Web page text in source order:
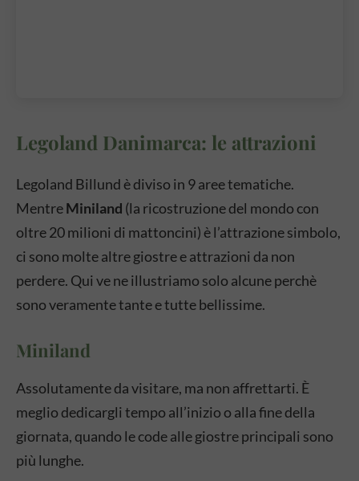
Legoland Danimarca: le attrazioni
Legoland Billund è diviso in 9 aree tematiche.
MentreMiniland (la ricostruzione del mondo con
oltre 20 milioni di mattoncini) è l’attrazione simbolo,
ci sono molte altre giostre e attrazioni da non
perdere. Qui ve ne illustriamo solo alcune perchè
sono veramente tante e tutte bellissime.
Miniland
Assolutamente da visitare, ma non affrettarti. È
meglio dedicargli tempo all’inizio o alla fine della
giornata, quando le code alle giostre principali sono
più lunghe.